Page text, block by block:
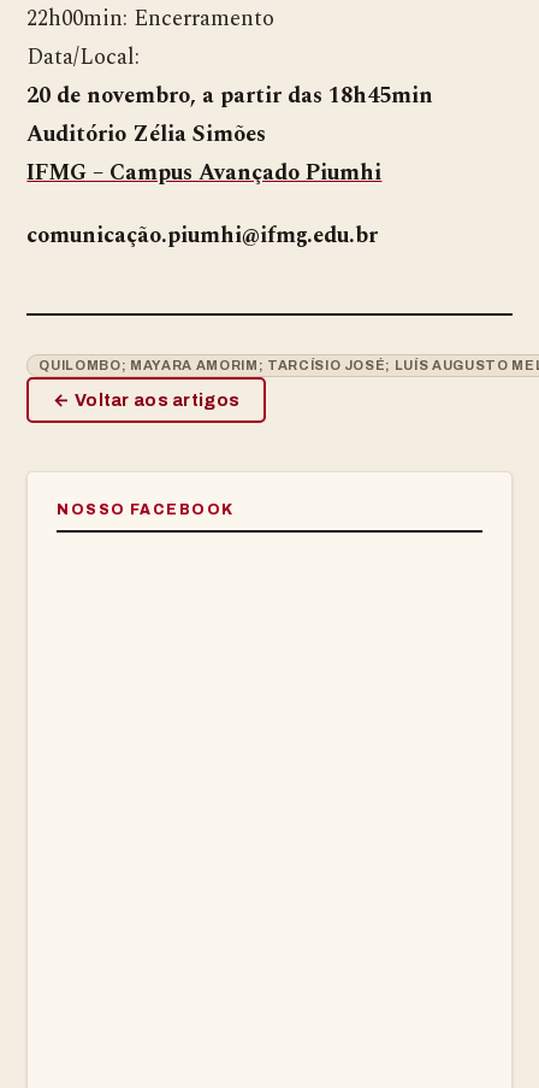
22h00min: Encerramento
Data/Local:
20 de novembro, a partir das 18h45min
Auditório Zélia Simões
IFMG – Campus Avançado Piumhi
comunicação.piumhi@ifmg.edu.br
QUILOMBO; MAYARA AMORIM; TARCÍSIO JOSÉ; LUÍS AUGUSTO
← Voltar aos artigos
NOSSO FACEBOOK